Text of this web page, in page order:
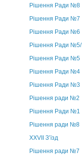
Рішення Ради №8
Рішення Ради №7
Рішення Ради №6
Рішення Ради №5/
Рішення Ради №5
Рішення Ради №4
Рішення Ради №3
Рішення ради №2
Рішення Ради №1
Рішення ради №8
ХХVII З’їзд
Рішення ради №7